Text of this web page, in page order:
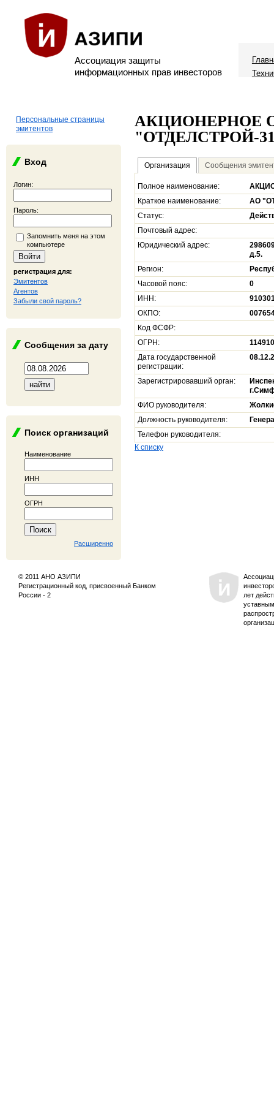
Ассоциация защиты
информационных прав инвесторов
Персональные страницы
эмитентов
Вход
Логин:
Пароль:
Запомнить меня на этом
компьютере
регистрация для:
Эмитентов
Агентов
Забыли свой пароль?
Сообщения за дату
Поиск организаций
Наименование
ИНН
ОГРН
Расширенно
АКЦИОНЕРНОЕ
"ОТДЕЛСТРОЙ-
Организация Сообщения
Полное наименование:
Краткое наименование:
АО
Статус:
Почтовый адрес:
Юридический адрес:
д.5.
Регион:
Часовой пояс:
0
ИНН:
ОКПО:
Код ФСФР:
ОГРН:
Дата государственной
регистрации:
Зарегистрировавший орган:
ФИО руководителя:
Должность руководителя:
Телефон руководителя:
К списку
© 2011 АНО АЗИПИ
Регистрационный код, присвоенный Банком
России - 2
лет